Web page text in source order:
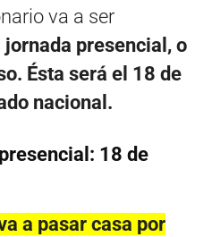
va a ser
jornada presencial, o
Ésta será el 18 de
nacional.
18 de
a pasar casa por